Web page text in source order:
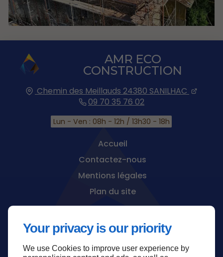
Your privacy is our priority
We use Cookies to improve user experience by
AMR ECO
CONSTRUCTION
Chemin des Meillauds 24380 SANILHAC
09 70 35 76 02
Lun - Ven : 08h - 12h / 13h30 - 18h
Accueil
Contactez-nous
Mentions légales
Plan du site
Haut de page